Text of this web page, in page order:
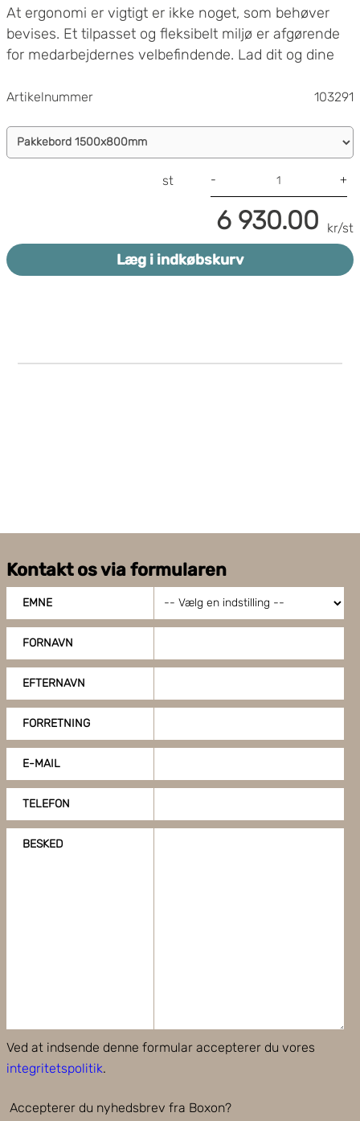
At ergonomi er vigtigt er ikke noget, som behøver
bevises. Et tilpasset og fleksibelt miljø er afgørende
for medarbejdernes velbefindende. Lad dit og dine
rigtige pakkebord til lager.
En række pakkeborde
pakkeborde. Uanset om du skal bruge et pakkebord
med vægt eller et pakkebord på hjul, så har vi et, der
passer perfekt. For at du hurtigt og nemt kan få en
funktionel og komplet pakkestation, har vi
sammensat pakkeborde med forskellige
Artikelnummer 103291
st - +
6 930.00 kr/st
Læg i indkøbskurv
Kontakt os via formularen
EMNE
FORNAVN
EFTERNAVN
FORRETNING
E-MAIL
TELEFON
BESKED
Ved at indsende denne formular accepterer du vores
integritetspolitik.
Accepterer du nyhedsbrev fra Boxon?